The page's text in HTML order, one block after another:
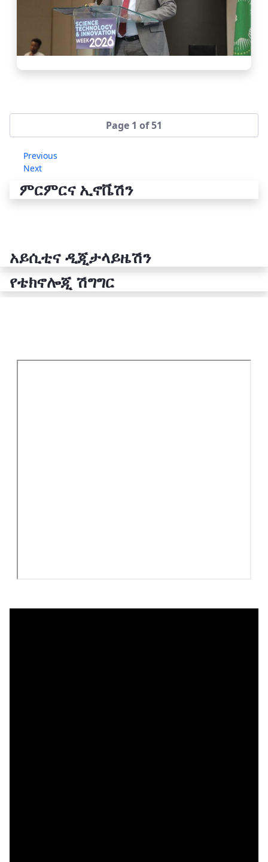
Page 1 of 51
Previous
Next
ምርምርና ኢኖቬሽን
አይሲቲና ዲጂታላይዜሽን
የቴክኖሎጂ ሽግግር